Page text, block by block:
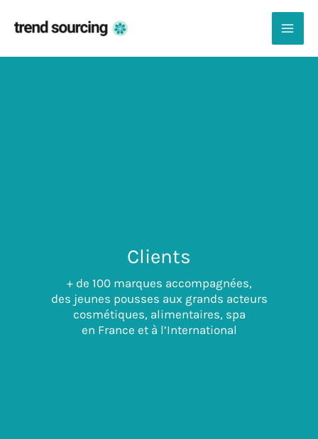
Clients
+ de 100 marques accompagnées,
des jeunes pousses aux grands acteurs
cosmétiques, alimentaires, spa
en France et à l’International